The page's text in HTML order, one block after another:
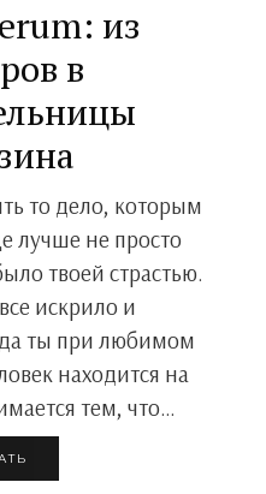
из
в
то дело, которым
лучше не просто
твоей страстью.
искрило и
ты при любимом
находится на
тем, что…